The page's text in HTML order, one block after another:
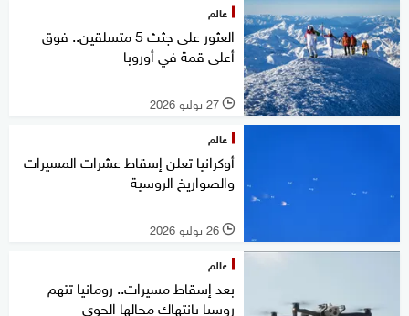
عالم
العثور على جثث 5 متسلقين.. فوق
أعلى قمة في أوروبا
l 27 يوليو 2026
عالم
أوكرانيا تعلن إسقاط عشرات المسيرات
والصواريخ الروسية
l 26 يوليو 2026
عالم
بعد إسقاط مسيرات.. رومانيا تتهم
روسيا بانتهاك مجالها الجوي